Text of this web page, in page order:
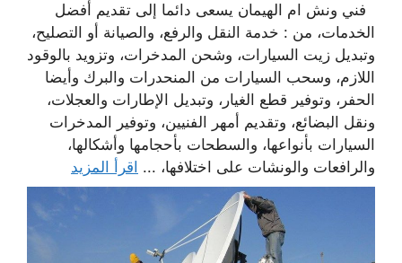
فني ونش ام الهيمان يسعى دائما إلى تقديم أفضل
الخدمات، من : خدمة النقل والرفع، والصيانة أو التصليح،
وتبديل زيت السيارات، وشحن المدخرات، وتزويد بالوقود
اللازم، وسحب السيارات من المنحدرات والبرك وأيضا
الحفر، وتوفير قطع الغيار، وتبديل الإطارات والعجلات،
ونقل البضائع، وتقديم أمهر الفنيين، وتوفير المدخرات
السيارات بأنواعها، والسطحات بأحجامها وأشكالها،
والرافعات والونشات على اختلافها، ... اقرأ المزيد